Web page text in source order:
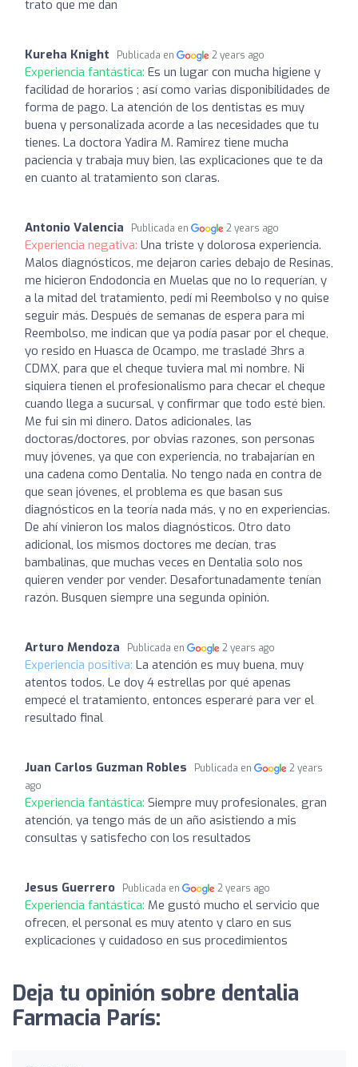
trato que me dan
Kureha Knight Publicada en 2 years ago
Experiencia fantástica: Es un lugar con mucha higiene y
facilidad de horarios ; así como varias disponibilidades de
forma de pago. La atención de los dentistas es muy
buena y personalizada acorde a las necesidades que tu
tienes. La doctora Yadira M. Ramirez tiene mucha
paciencia y trabaja muy bien, las explicaciones que te da
en cuanto al tratamiento son claras.
Antonio Valencia Publicada en 2 years ago
Experiencia negativa: Una triste y dolorosa experiencia.
Malos diagnósticos, me dejaron caries debajo de Resinas,
me hicieron Endodoncia en Muelas que no lo requerían, y
a la mitad del tratamiento, pedí mi Reembolso y no quise
seguir más. Después de semanas de espera para mi
Reembolso, me indican que ya podía pasar por el cheque,
yo resido en Huasca de Ocampo, me trasladé 3hrs a
CDMX, para que el cheque tuviera mal mi nombre. Ni
siquiera tienen el profesionalismo para checar el cheque
cuando llega a sucursal, y confirmar que todo esté bien.
Me fui sin mi dinero. Datos adicionales, las
doctoras/doctores, por obvias razones, son personas
muy jóvenes, ya que con experiencia, no trabajarían en
una cadena como Dentalia. No tengo nada en contra de
que sean jóvenes, el problema es que basan sus
diagnósticos en la teoría nada más, y no en experiencias.
De ahí vinieron los malos diagnósticos. Otro dato
adicional, los mismos doctores me decían, tras
bambalinas, que muchas veces en Dentalia solo nos
quieren vender por vender. Desafortunadamente tenían
razón. Busquen siempre una segunda opinión.
Arturo Mendoza Publicada en 2 years ago
Experiencia positiva: La atención es muy buena, muy
atentos todos. Le doy 4 estrellas por qué apenas
empecé el tratamiento, entonces esperaré para ver el
resultado final
Juan Carlos Guzman Robles Publicada en
2 years
ago
Experiencia fantástica: Siempre muy profesionales, gran
atención, ya tengo más de un año asistiendo a mis
consultas y satisfecho con los resultados
Jesus Guerrero Publicada en 2 years ago
Experiencia fantástica: Me gustó mucho el servicio que
ofrecen, el personal es muy atento y claro en sus
explicaciones y cuidadoso en sus procedimientos
Deja tu opinión sobre dentalia
Farmacia París: